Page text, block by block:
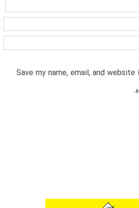
Save my name, email, and